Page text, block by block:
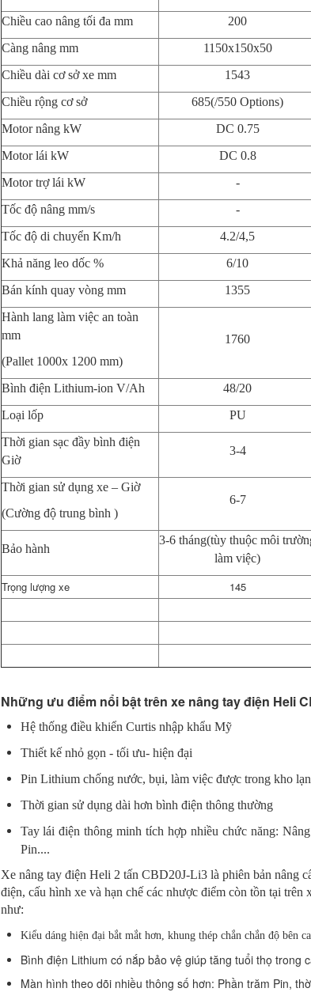
Chiều cao nâng tối đa mm
200
Càng nâng mm
1150x150x50
Chiều dài cơ sở xe mm
1543
Chiều rộng cơ sở 685(/550 Options)
Motor nâng kW
DC 0.75
Motor lái kW
DC 0.8
Motor trợ lái kW
-
Tốc độ nâng mm/s -
Tốc độ di chuyển Km/h 4.2/4,5
Khả năng leo dốc %
6/10
Bán kính quay vòng mm
1355
Hành lang làm việc an toàn
mm
(Pallet 1000x 1200 mm)
1760
Bình điện Lithium-ion V/Ah 48/20
Loại lốp PU
Thời gian sạc đầy bình điện
Giờ
3-4
Thời gian sử dụng xe – Giờ
(Cường độ trung bình )
6-7
Bảo hành
3-6 tháng(tùy thuộc môi
làm việc)
Trọng lượng xe 145
Những ưu điểm nổi bật trên xe nâng tay điện Heli
Hệ thống điều khiển Curtis nhập khẩu Mỹ
Thiết kế nhỏ gọn - tối ưu- hiện đại
Pin Lithium chống nước, bụi, làm việc được trong kho
Thời gian sử dụng dài hơn bình điện thông thường
Tay lái điện thông minh tích hợp nhiều chức năng:
Pin....
Xe nâng tay điện Heli 2 tấn CBD20J-Li3 là phiên bản nâng
điện, cấu hình xe và hạn chế các nhược điểm còn tồn tại
như:
Kiểu dáng hiện đại bắt mắt hơn, khung thép chắn chắn độ bên
Bình điện Lithium có nắp bảo vệ giúp tăng tuổi thọ trong
Màn hình theo dõi nhiều thông số hơn: Phần trăm Pin,